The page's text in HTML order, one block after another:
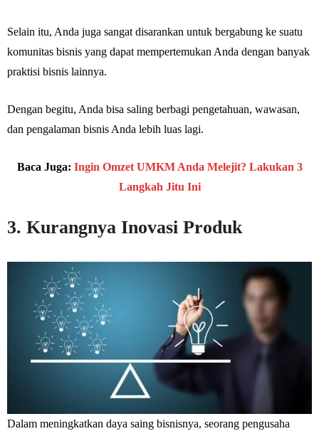
Selain itu, Anda juga sangat disarankan untuk bergabung ke suatu
komunitas bisnis yang dapat mempertemukan Anda dengan banyak
praktisi bisnis lainnya.
Dengan begitu, Anda bisa saling berbagi pengetahuan, wawasan,
dan pengalaman bisnis Anda lebih luas lagi.
Baca Juga: Ingin Omzet UMKM Anda Melejit? Lakukan 3
Langkah Jitu Ini
3. Kurangnya Inovasi Produk
Dalam meningkatkan daya saing bisnisnya, seorang pengusaha